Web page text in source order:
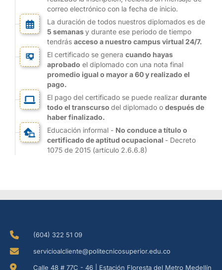
correo electrónico con la fecha de inicio.
La duración de todos nuestros diplomados es de
5 semanasy durante ese periodo de tiempo
tendrás acceso a nuestro campus virtual 24/7.
El certificado se genera cuando hayas
aprobado el diplomado con una nota final
promedio igual o mayor a 60 y realizado el
pago.
El pago del certificado se puede realizar durante
todo el transcurso del diplomado o después de
haber finalizado.
Educación informal - No conduce a título o
certificado de aptitud ocupacional - Decreto
1075 de 2015 (artículo 2.6.6.8)
(604) 322 51 09
servicioalcliente@politecnicosuperior.edu.co
Calle 48 # 77C - 46 | Estación Floresta del Metro Medellín